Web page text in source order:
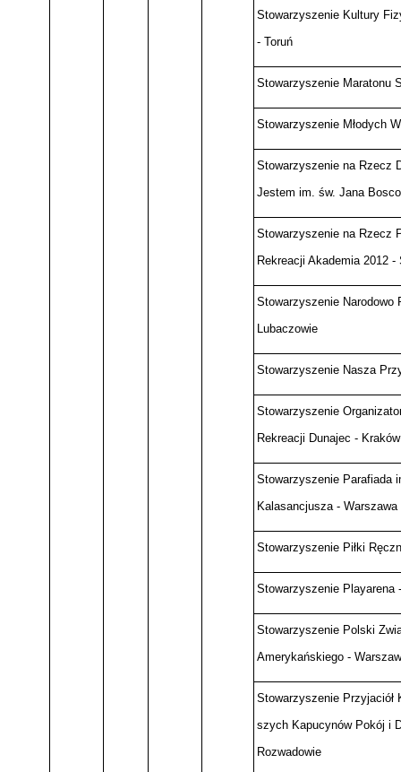
Stowarzyszenie Kultury
- Toruń
Stowarzyszenie Maratonu
Stowarzyszenie Młodych
Stowarzyszenie na Rzecz
Jestem im. św. Jana
Stowarzyszenie na Rzecz
Rekreacji Akademia 2012 -
Stowarzyszenie Narodowo
Lubaczowie
Stowarzyszenie Nasza
Stowarzyszenie
Rekreacji Dunajec - Kraków
Stowarzyszenie Parafiada
Kalasancjusza - Warszawa
Stowarzyszenie Piłki
Stowarzyszenie Playarena
Stowarzyszenie Polski
Amerykańskiego -
Stowarzyszenie Przyjaciół
szych Kapucynów Pokój i
Rozwadowie